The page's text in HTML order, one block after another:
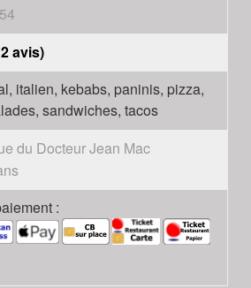
avis)
italien, kebabs, paninis, pizza,
sandwiches, tacos
du Docteur Jean Mac
: